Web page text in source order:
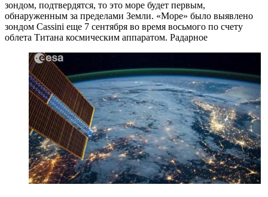
зондом, подтвердятся, то это море будет первым,
обнаруженным за пределами Земли. «Море» было выявлено
зондом Cassini еще 7 сентября во время восьмого по счету
облета Титана космическим аппаратом. Радарное